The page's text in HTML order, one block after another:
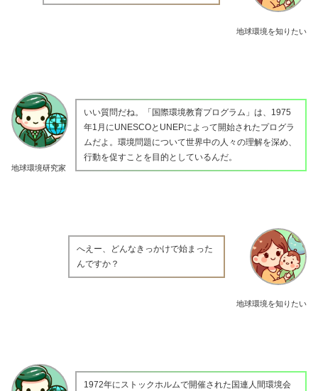
地球環境を知りたい
地球環境研究家
いい質問だね。「国際環境教育プログラム」は、1975
年1月にUNESCOとUNEPによって開始されたプログラ
ムだよ。環境問題について世界中の人々の理解を深め、
行動を促すことを目的としているんだ。
地球環境を知りたい
へえー、どんなきっかけで始まった
んですか？
1972年にストックホルムで開催された国連人間環境会